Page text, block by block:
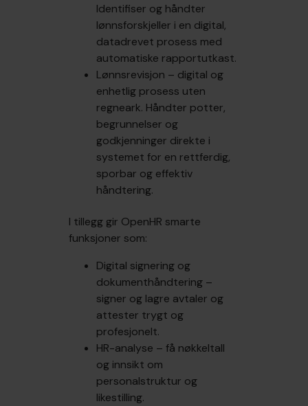
Identifiser og håndter
lønnsforskjeller i en digital,
datadrevet prosess med
automatiske rapportutkast.
Lønnsrevisjon – digital og
enhetlig prosess uten
regneark. Håndter potter,
begrunnelser og
godkjenninger direkte i
systemet for en rettferdig,
sporbar og effektiv
håndtering.
I tillegg gir OpenHR smarte
funksjoner som:
Digital signering og
dokumenthåndtering –
signer og lagre avtaler og
attester trygt og
profesjonelt.
HR-analyse – få nøkkeltall
og innsikt om
personalstruktur og
likestilling.